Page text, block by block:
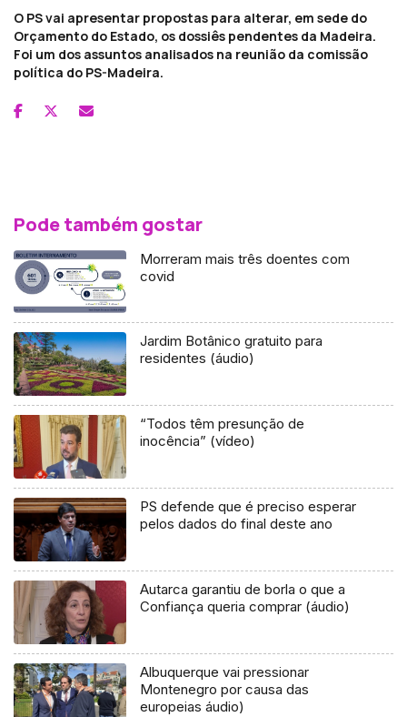
O PS vai apresentar propostas para alterar, em sede do
Orçamento do Estado, os dossiês pendentes da Madeira.
Foi um dos assuntos analisados na reunião da comissão
política do PS-Madeira.
Pode também gostar
Morreram mais três doentes com
covid
Jardim Botânico gratuito para
residentes (áudio)
“Todos têm presunção de
inocência” (vídeo)
PS defende que é preciso esperar
pelos dados do final deste ano
Autarca garantiu de borla o que a
Confiança queria comprar (áudio)
Albuquerque vai pressionar
Montenegro por causa das
europeias áudio)